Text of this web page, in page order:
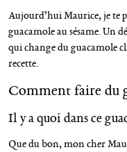
Aujourd’hui Maurice, je te
guacamole au sésame. Un
qui change du guacamole
recette.
Comment faire du
Il y a quoi dans ce
Que du bon, mon cher